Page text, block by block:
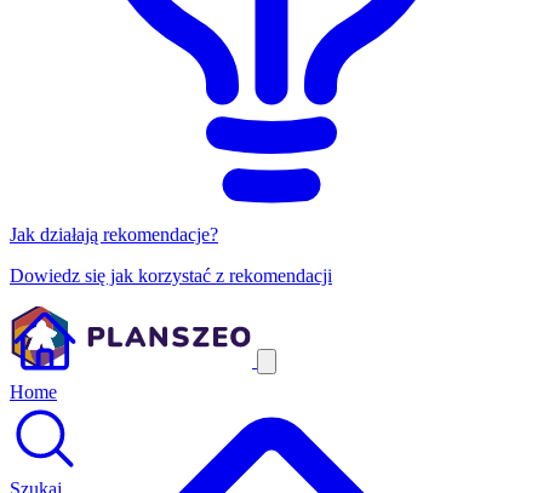
Jak działają rekomendacje?
Dowiedz się jak korzystać z rekomendacji
Home
Szukaj